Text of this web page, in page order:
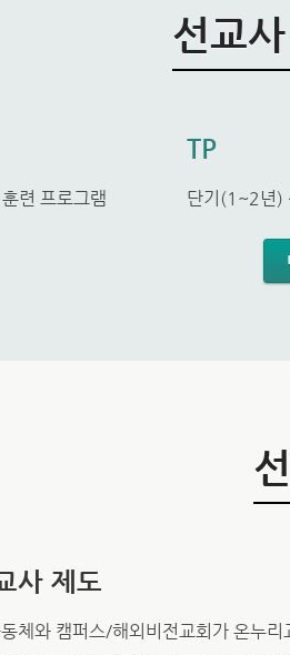
선교
련 프로그램
TP
단기(1~2년)
사 제도
체와 캠퍼스/해외비전교회가 온누리